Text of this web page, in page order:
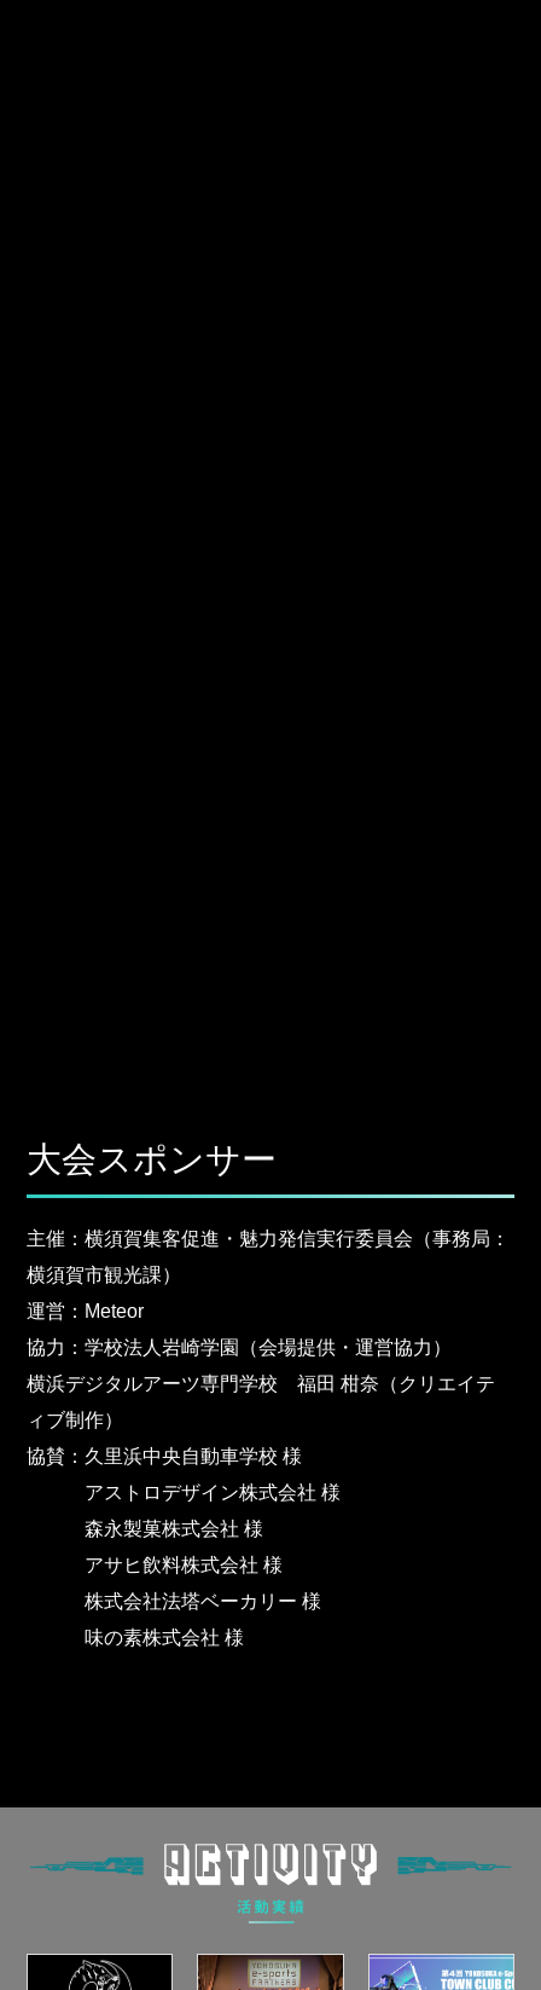
大会スポンサー
主催：横須賀集客促進・魅力発信実行委員会（事務局：
横須賀市観光課）
運営：Meteor
協力：学校法人岩崎学園（会場提供・運営協力）
横浜デジタルアーツ専門学校 福田 柑奈（クリエイテ
ィブ制作）
協賛：久里浜中央自動車学校 様
アストロデザイン株式会社 様
森永製菓株式会社 様
アサヒ飲料株式会社 様
株式会社法塔ベーカリー 様
味の素株式会社 様